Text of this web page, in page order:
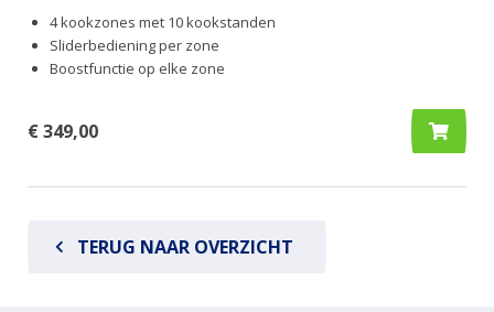
4 kookzones met 10 kookstanden
Sliderbediening per zone
Boostfunctie op elke zone
€ 349,00
TERUG NAAR OVERZICHT